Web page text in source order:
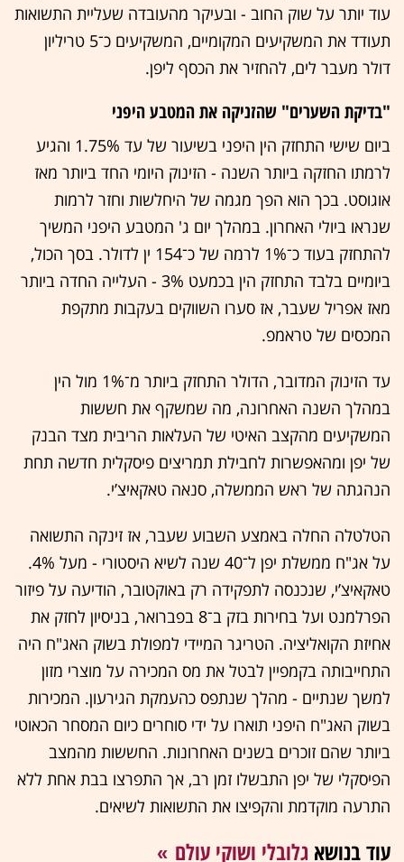
עוד יותר על שוק החוב - ובעיקר מהעובדה שעליית התשואות
תעודד את המשקיעים המקומיים, המשקיעים כ־5 טריליון
דולר מעבר לים, להחזיר את הכסף ליפן.
"בדיקת השערים" שהזניקה את המטבע היפני
ביום שישי התחזק הין היפני בשיעור של עד 1.75% והגיע
לרמתו החזקה ביותר השנה - הזינוק היומי החד ביותר מאז
אוגוסט. בכך הוא הפך מגמה של היחלשות וחזר לרמות
שנראו ביולי האחרון. במהלך יום ג' המטבע היפני המשיך
להתחזק בעוד כ־1% לרמה של כ־154 ין לדולר. בסך הכול,
ביומיים בלבד התחזק הין בכמעט 3% - העלייה החדה ביותר
מאז אפריל שעבר, אז סערו השווקים בעקבות מתקפת
המכסים של טראמפ.
עד הזינוק המדובר, הדולר התחזק ביותר מ־1% מול הין
במהלך השנה האחרונה, מה שמשקף את חששות
המשקיעים מהקצב האיטי של העלאות הריבית מצד הבנק
של יפן ומהאפשרות לחבילת תמריצים פיסקלית חדשה תחת
הנהגתה של ראש הממשלה, סנאה טאקאיצ’י.
הטלטלה החלה באמצע השבוע שעבר, אז זינקה התשואה
על אג"ח ממשלת יפן ל־40 שנה לשיא היסטורי - מעל 4%.
טאקאיצ’י, שנכנסה לתפקידה רק באוקטובר, הודיעה על פיזור
הפרלמנט ועל בחירות בזק ב־8 בפברואר, בניסיון לחזק את
אחיזת הקואליציה. הטריגר המיידי למפולת בשוק האג"ח היה
התחייבותה בקמפיין לבטל את מס המכירה על מוצרי מזון
למשך שנתיים - מהלך שנתפס כהעמקת הגירעון. המכירות
בשוק האג"ח היפני תוארו על ידי סוחרים כיום המסחר הכאוטי
ביותר שהם זוכרים בשנים האחרונות. החששות מהמצב
הפיסקלי של יפן התבשלו זמן רב, אך התפרצו בבת אחת ללא
התרעה מוקדמת והקפיצו את התשואות לשיאים.
עוד בנושא גלובלי ושוקי עולם